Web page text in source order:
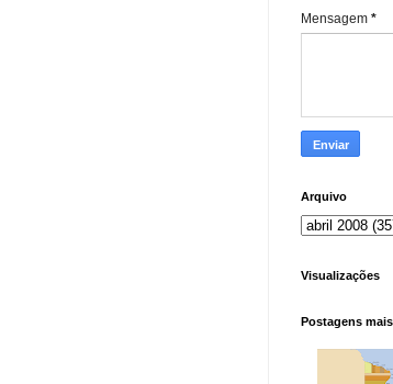
Mensagem *
Arquivo
Visualizações
Postagens